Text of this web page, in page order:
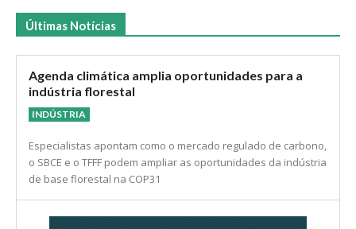
Últimas Notícias
Agenda climática amplia oportunidades para a
indústria florestal
INDÚSTRIA
Especialistas apontam como o mercado regulado de carbono,
o SBCE e o TFFF podem ampliar as oportunidades da indústria
de base florestal na COP31